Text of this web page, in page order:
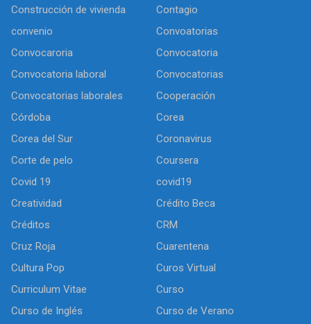
Construcción de vivienda
Contagio
convenio
Convoatorias
Convocaroria
Convocatoria
Convocatoria laboral
Convocatorias
Convocatorias laborales
Cooperación
Córdoba
Corea
Corea del Sur
Coronavirus
Corte de pelo
Coursera
Covid 19
covid19
Creatividad
Crédito Beca
Créditos
CRM
Cruz Roja
Cuarentena
Cultura Pop
Curos Virtual
Curriculum Vitae
Curso
Curso de Inglés
Curso de Verano